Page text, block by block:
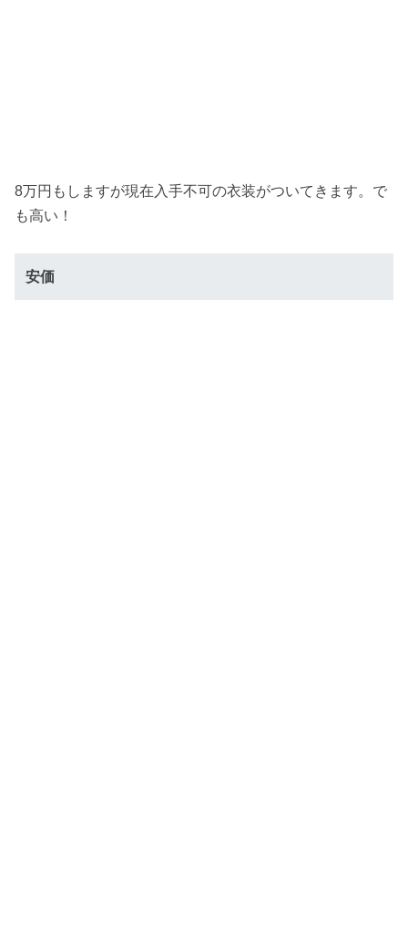
8万円もしますが現在入手不可の衣装がついてきます。で
も高い！
安価